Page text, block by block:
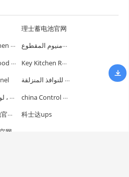
理士蓄电池官网
China kitchen hood switch series
نافذة سطحية مع إطار من الملف الألومنيوم المقطوع
Kitchen Hood Switch
Key Kitchen Range Hood Switch
ملف الألومنيوم ذو الكسر الحراري للنوافذ المنزلقة
مفتاح شفاط ، مفتاح المطبخ ، المحرك ، لوحة التحكم ا china Control Panel
理士蓄电池官方网站
科士达ups
网